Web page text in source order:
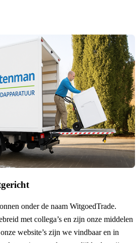
onder de naam WitgoedTrade.
met collega’s en zijn onze middelen
website’s zijn we vindbaar en in